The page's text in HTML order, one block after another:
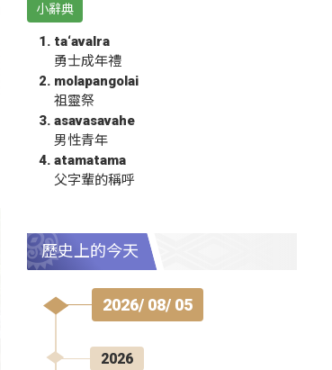
小辭典
ta‘avalra
勇士成年禮
molapangolai
祖靈祭
asavasavahe
男性青年
atamatama
父字輩的稱呼
歷史上的今天
2026/ 08/ 05
2026